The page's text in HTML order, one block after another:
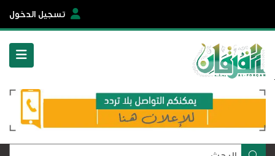
تسجيل الدخول